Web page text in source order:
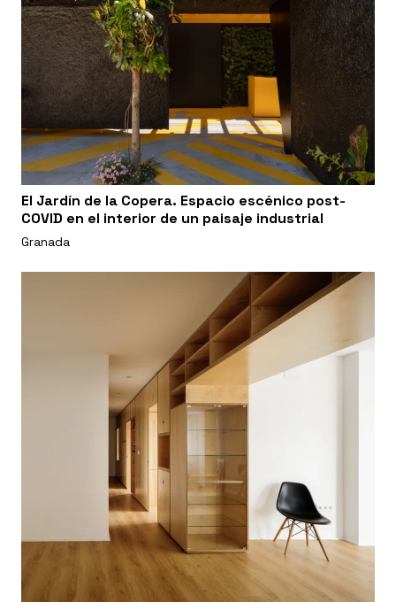
El Jardín de la Copera. Espacio escénico post-
COVID en el interior de un paisaje industrial
Granada